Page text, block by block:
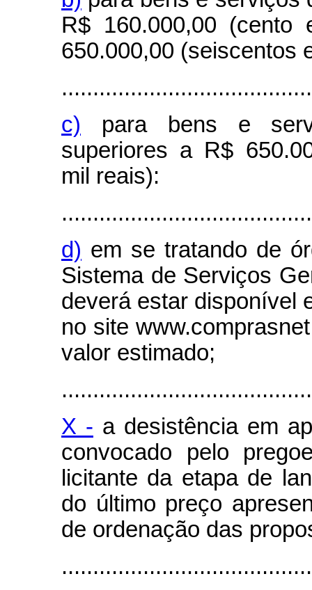
R$ 160.000,00
650.000,00 (seiscentos
c) para bens e
superiores a R$
mil reais):
d) em se tratando de
Sistema de Serviços
deverá estar disponível
no site
valor estimado;
X - a desistência em
convocado pelo
licitante da etapa de
do último preço
de ordenação das